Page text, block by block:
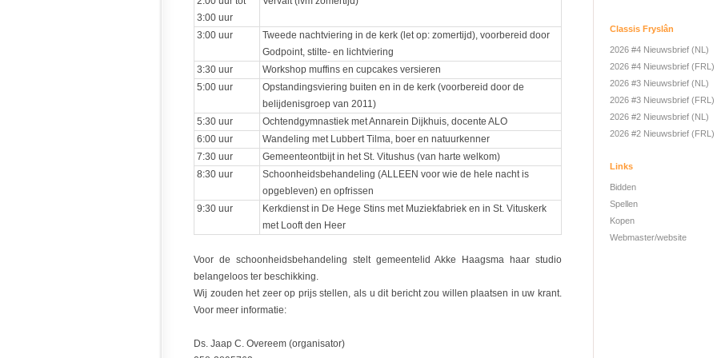
3:00 uur
3:00 uur
Tweede nachtviering in de kerk (let op: zomertijd), voorbereid door
Godpoint, stilte- en lichtviering
3:30 uur
Workshop muffins en cupcakes versieren
5:00 uur
Opstandingsviering buiten en in de kerk (voorbereid door de
belijdenisgroep van 2011)
5:30 uur
Ochtendgymnastiek met Annarein Dijkhuis, docente ALO
6:00 uur
Wandeling met Lubbert Tilma, boer en natuurkenner
7:30 uur
Gemeenteontbijt in het St. Vitushus (van harte welkom)
8:30 uur
Schoonheidsbehandeling (ALLEEN voor wie de hele nacht is
opgebleven) en opfrissen
9:30 uur
Kerkdienst in De Hege Stins met Muziekfabriek en in St. Vituskerk
met Looft den Heer
Voor de schoonheidsbehandeling stelt gemeentelid Akke Haagsma haar studio
belangeloos ter beschikking.
Wij zouden het zeer op prijs stellen, als u dit bericht zou willen plaatsen in uw krant.
Voor meer informatie:
Ds. Jaap C. Overeem (organisator)
Classis Fryslân
2026 #4 Nieuwsbrief (NL)
2026 #4 Nieuwsbrief (FRL)
2026 #3 Nieuwsbrief (NL)
2026 #3 Nieuwsbrief (FRL)
2026 #2 Nieuwsbrief (NL)
2026 #2 Nieuwsbrief (FRL)
Links
Bidden
Spellen
Kopen
Webmaster/website